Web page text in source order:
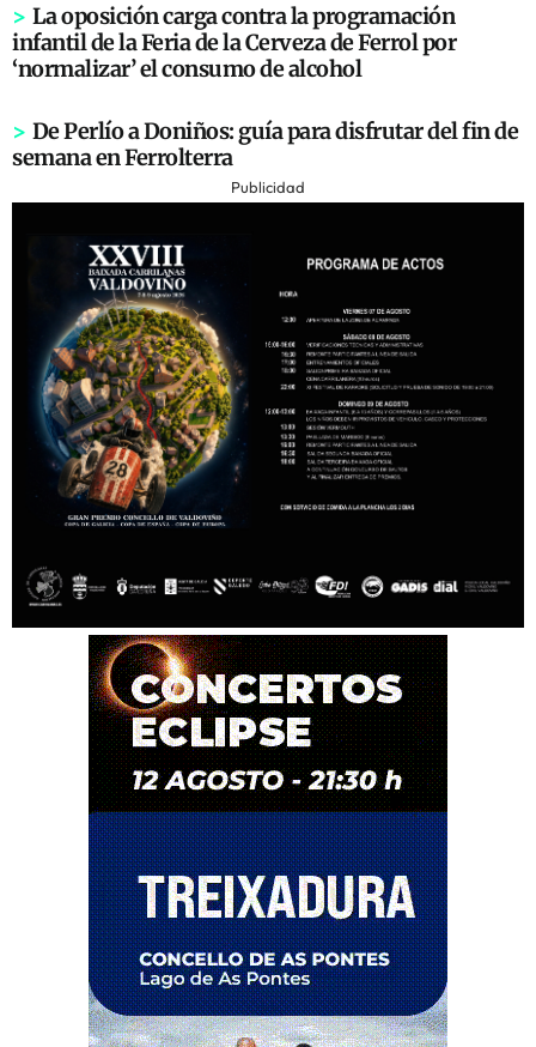
> La oposición carga contra la programación
infantil de la Feria de la Cerveza de Ferrol por
‘normalizar’ el consumo de alcohol
> De Perlío a Doniños: guía para disfrutar del fin de
semana en Ferrolterra
Publicidad